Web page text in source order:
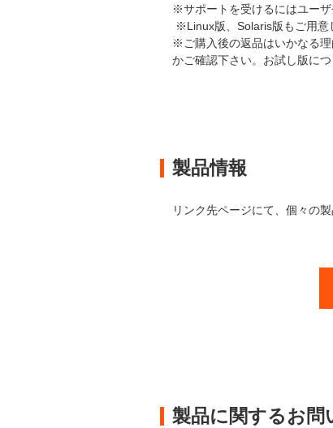
※サポートを受けるにはユーザ
※Linux版、Solaris版もご用意
※ご購入後の返品はいかなる
かご確認下さい。お試し版に
製品情報
リンク先ページにて、個々の
製品に関するお問